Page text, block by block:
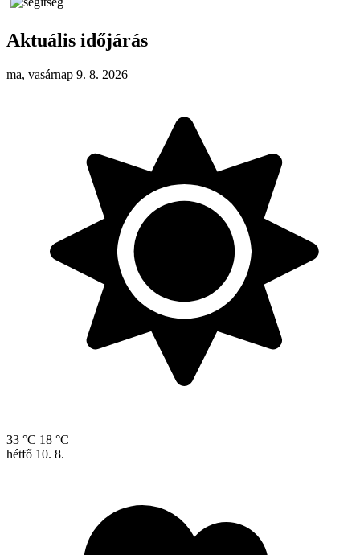
Aktuális időjárás
ma, vasárnap 9. 8. 2026
33 °C 18 °C
hétfő 10. 8.